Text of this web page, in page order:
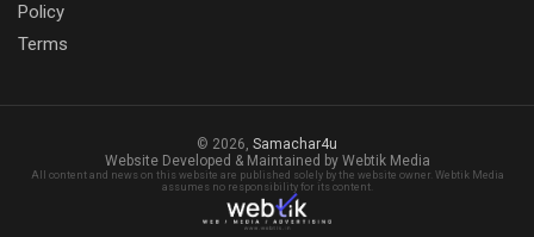
Policy
Terms
© 2026, Samachar4u
Website Developed & Maintained by Webtik Media
All content and news on this website are published solely by the website owner. Webtik Media
assumes no responsibility for its content.